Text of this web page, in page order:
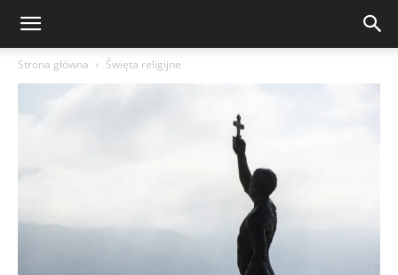
Strona główna Święta religijne